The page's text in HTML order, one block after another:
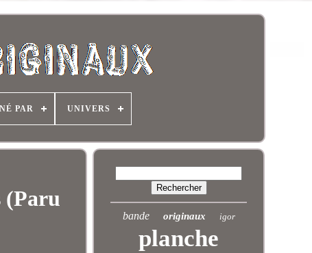
PAR UNIVERS
(Paru
bande originaux igor
planche